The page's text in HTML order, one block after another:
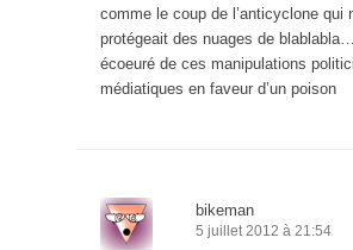
comme le coup de l’anticyclone qui
protégeait des nuages de
écoeuré de ces manipulations
médiatiques en faveur d’un poison
bikeman
5 juillet 2012 à 21:54